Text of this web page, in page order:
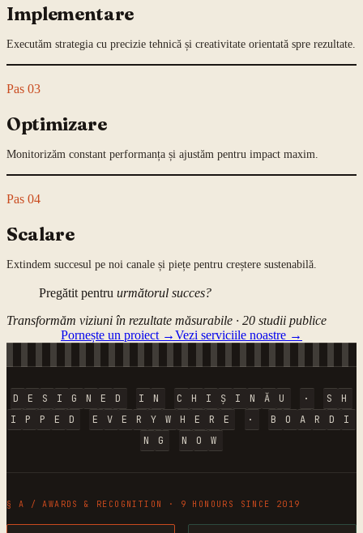
Implementare
Executăm strategia cu precizie tehnică și creativitate orientată spre rezultate.
Pas 03
Optimizare
Monitorizăm constant performanța și ajustăm pentru impact maxim.
Pas 04
Scalare
Extindem succesul pe noi canale și piețe pentru creștere sustenabilă.
Pregătit pentru următorul succes?
Transformăm viziuni în rezultate măsurabile · 20 studii publice
Pornește un proiect →Vezi serviciile noastre →
D E S I G N E D I N C H I Ș I N Ă U · S
H
I
P P E D E V E R Y W H E R E · B O A R D
I
N
G N O W
§ A / AWARDS & RECOGNITION · 9 HONOURS SINCE 2019